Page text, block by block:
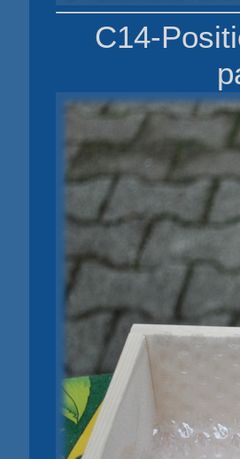
C14-